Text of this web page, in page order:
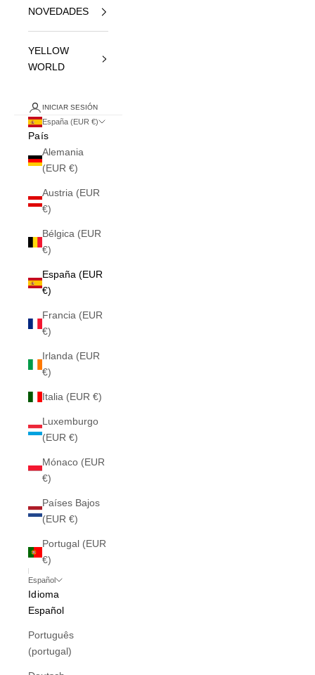
NOVEDADES
YELLOW
WORLD
INICIAR SESIÓN
España (EUR €)
País
Alemania
(EUR €)
Austria (EUR
€)
Bélgica (EUR
€)
España (EUR
€)
Francia (EUR
€)
Irlanda (EUR
€)
Italia (EUR €)
Luxemburgo
(EUR €)
Mónaco (EUR
€)
Países Bajos
(EUR €)
Portugal (EUR
€)
Español
Idioma
Español
Português
(portugal)